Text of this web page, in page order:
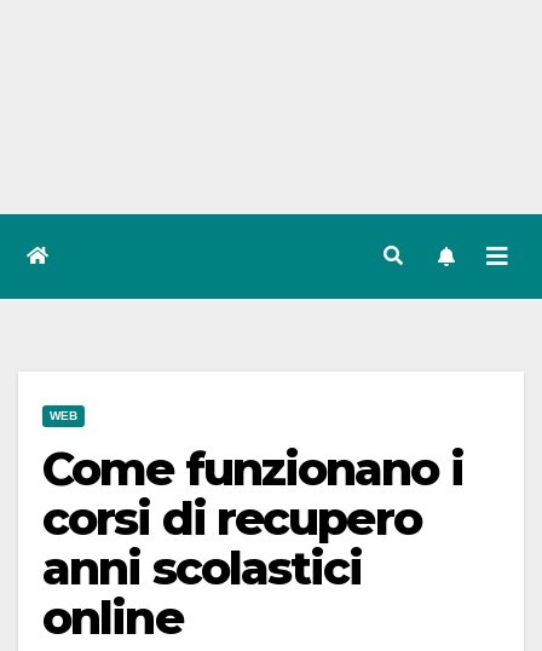
WEB
Come funzionano i
corsi di recupero
anni scolastici
online